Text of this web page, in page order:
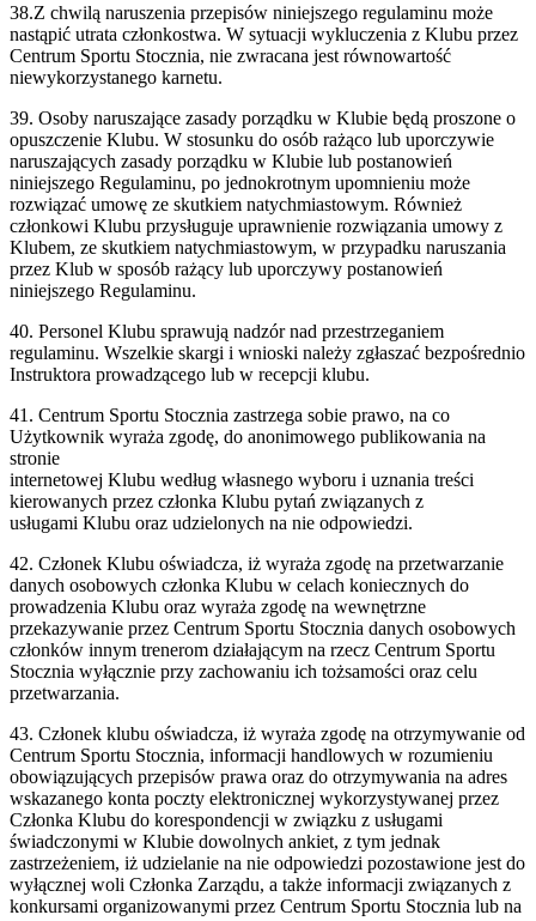
38.Z chwilą naruszenia przepisów niniejszego regulaminu może
nastąpić utrata członkostwa. W sytuacji wykluczenia z Klubu przez
Centrum Sportu Stocznia, nie zwracana jest równowartość
niewykorzystanego karnetu.
39. Osoby naruszające zasady porządku w Klubie będą proszone o
opuszczenie Klubu. W stosunku do osób rażąco lub uporczywie
naruszających zasady porządku w Klubie lub postanowień
niniejszego Regulaminu, po jednokrotnym upomnieniu może
rozwiązać umowę ze skutkiem natychmiastowym. Również
członkowi Klubu przysługuje uprawnienie rozwiązania umowy z
Klubem, ze skutkiem natychmiastowym, w przypadku naruszania
przez Klub w sposób rażący lub uporczywy postanowień
niniejszego Regulaminu.
40. Personel Klubu sprawują nadzór nad przestrzeganiem
regulaminu. Wszelkie skargi i wnioski należy zgłaszać bezpośrednio
Instruktora prowadzącego lub w recepcji klubu.
41. Centrum Sportu Stocznia zastrzega sobie prawo, na co
Użytkownik wyraża zgodę, do anonimowego publikowania na
stronie
internetowej Klubu według własnego wyboru i uznania treści
kierowanych przez członka Klubu pytań związanych z
usługami Klubu oraz udzielonych na nie odpowiedzi.
42. Członek Klubu oświadcza, iż wyraża zgodę na przetwarzanie
danych osobowych członka Klubu w celach koniecznych do
prowadzenia Klubu oraz wyraża zgodę na wewnętrzne
przekazywanie przez Centrum Sportu Stocznia danych osobowych
członków innym trenerom działającym na rzecz Centrum Sportu
Stocznia wyłącznie przy zachowaniu ich tożsamości oraz celu
przetwarzania.
43. Członek klubu oświadcza, iż wyraża zgodę na otrzymywanie od
Centrum Sportu Stocznia, informacji handlowych w rozumieniu
obowiązujących przepisów prawa oraz do otrzymywania na adres
wskazanego konta poczty elektronicznej wykorzystywanej przez
Członka Klubu do korespondencji w związku z usługami
świadczonymi w Klubie dowolnych ankiet, z tym jednak
zastrzeżeniem, iż udzielanie na nie odpowiedzi pozostawione jest do
wyłącznej woli Członka Zarządu, a także informacji związanych z
konkursami organizowanymi przez Centrum Sportu Stocznia lub na